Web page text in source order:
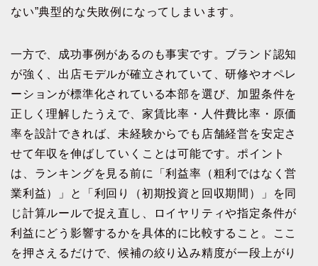
ない”典型的な失敗例になってしまいます。
一方で、成功事例があるのも事実です。ブランド認知
が強く、出店モデルが確立されていて、研修やオペレ
ーションが標準化されている本部を選び、加盟条件を
正しく理解したうえで、家賃比率・人件費比率・原価
率を設計できれば、未経験からでも店舗経営を安定さ
せて年収を伸ばしていくことは可能です。ポイント
は、ランキングを見る前に「利益率（粗利ではなく営
業利益）」と「利回り（初期投資と回収期間）」を同
じ計算ルールで捉え直し、ロイヤリティや指定条件が
利益にどう影響するかを具体的に比較すること。ここ
を押さえるだけで、候補の絞り込み精度が一段上がり